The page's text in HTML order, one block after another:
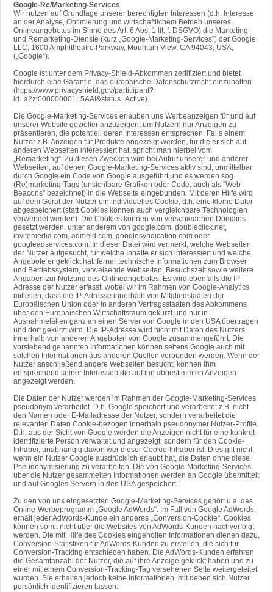
Google-Re/Marketing-Services
Wir nutzen auf Grundlage unserer berechtigten Interessen (d.h. Interesse
an der Analyse, Optimierung und wirtschaftlichem Betrieb unseres
Onlineangebotes im Sinne des Art. 6 Abs. 1 lit. f. DSGVO) die Marketing-
und Remarketing-Dienste (kurz „Google-Marketing-Services”) der Google
LLC, 1600 Amphitheatre Parkway, Mountain View, CA 94043, USA,
(„Google“).
Google ist unter dem Privacy-Shield-Abkommen zertifiziert und bietet
hierdurch eine Garantie, das europäische Datenschutzrecht einzuhalten
(https://www.privacyshield.gov/participant?
id=a2zt000000001L5AAI&status=Active).
Die Google-Marketing-Services erlauben uns Werbeanzeigen für und auf
unserer Website gezielter anzuzeigen, um Nutzern nur Anzeigen zu
präsentieren, die potentiell deren Interessen entsprechen. Falls einem
Nutzer z.B. Anzeigen für Produkte angezeigt werden, für die er sich auf
anderen Webseiten interessiert hat, spricht man hierbei vom
„Remarketing“. Zu diesen Zwecken wird bei Aufruf unserer und anderer
Webseiten, auf denen Google-Marketing-Services aktiv sind, unmittelbar
durch Google ein Code von Google ausgeführt und es werden sog.
(Re)marketing-Tags (unsichtbare Grafiken oder Code, auch als "Web
Beacons" bezeichnet) in die Webseite eingebunden. Mit deren Hilfe wird
auf dem Gerät der Nutzer ein individuelles Cookie, d.h. eine kleine Datei
abgespeichert (statt Cookies können auch vergleichbare Technologien
verwendet werden). Die Cookies können von verschiedenen Domains
gesetzt werden, unter anderem von google.com, doubleclick.net,
invitemedia.com, admeld.com, googlesyndication.com oder
googleadservices.com. In dieser Datei wird vermerkt, welche Webseiten
der Nutzer aufgesucht, für welche Inhalte er sich interessiert und welche
Angebote er geklickt hat, ferner technische Informationen zum Browser
und Betriebssystem, verweisende Webseiten, Besuchszeit sowie weitere
Angaben zur Nutzung des Onlineangebotes. Es wird ebenfalls die IP-
Adresse der Nutzer erfasst, wobei wir im Rahmen von Google-Analytics
mitteilen, dass die IP-Adresse innerhalb von Mitgliedstaaten der
Europäischen Union oder in anderen Vertragsstaaten des Abkommens
über den Europäischen Wirtschaftsraum gekürzt und nur in
Ausnahmefällen ganz an einen Server von Google in den USA übertragen
und dort gekürzt wird. Die IP-Adresse wird nicht mit Daten des Nutzers
innerhalb von anderen Angeboten von Google zusammengeführt. Die
vorstehend genannten Informationen können seitens Google auch mit
solchen Informationen aus anderen Quellen verbunden werden. Wenn der
Nutzer anschließend andere Webseiten besucht, können ihm
entsprechend seiner Interessen die auf ihn abgestimmten Anzeigen
angezeigt werden.
Die Daten der Nutzer werden im Rahmen der Google-Marketing-Services
pseudonym verarbeitet. D.h. Google speichert und verarbeitet z.B. nicht
den Namen oder E-Mailadresse der Nutzer, sondern verarbeitet die
relevanten Daten Cookie-bezogen innerhalb pseudonymer Nutzer-Profile.
D.h. aus der Sicht von Google werden die Anzeigen nicht für eine konkret
identifizierte Person verwaltet und angezeigt, sondern für den Cookie-
Inhaber, unabhängig davon wer dieser Cookie-Inhaber ist. Dies gilt nicht,
wenn ein Nutzer Google ausdrücklich erlaubt hat, die Daten ohne diese
Pseudonymisierung zu verarbeiten. Die von Google-Marketing-Services
über die Nutzer gesammelten Informationen werden an Google übermittelt
und auf Googles Servern in den USA gespeichert.
Zu den von uns eingesetzten Google-Marketing-Services gehört u.a. das
Online-Werbeprogramm „Google AdWords“. Im Fall von Google AdWords,
erhält jeder AdWords-Kunde ein anderes „Conversion-Cookie“. Cookies
können somit nicht über die Websites von AdWords-Kunden nachverfolgt
werden. Die mit Hilfe des Cookies eingeholten Informationen dienen dazu,
Conversion-Statistiken für AdWords-Kunden zu erstellen, die sich für
Conversion-Tracking entschieden haben. Die AdWords-Kunden erfahren
die Gesamtanzahl der Nutzer, die auf ihre Anzeige geklickt haben und zu
einer mit einem Conversion-Tracking-Tag versehenen Seite weitergeleitet
wurden. Sie erhalten jedoch keine Informationen, mit denen sich Nutzer
persönlich identifizieren lassen.